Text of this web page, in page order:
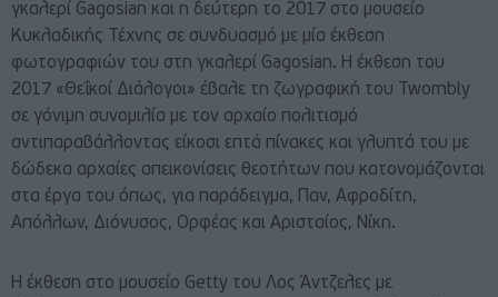
γκαλερί Gagosian και η δεύτερη το 2017 στο μουσείο
Κυκλαδικής Τέχνης σε συνδυασμό με μία έκθεση
φωτογραφιών του στη γκαλερί Gagosian. Η έκθεση του
2017 «Θεΐκοί Διάλογοι» έβαλε τη ζωγραφική του Twombly
σε γόνιμη συνομιλία με τον αρχαίο πολιτισμό
αντιπαραβάλλοντας είκοσι επτά πίνακες και γλυπτά του με
δώδεκα αρχαίες απεικονίσεις θεοτήτων που κατονομάζονται
στα έργα του όπως, για παράδειγμα, Παν, Αφροδίτη,
Απόλλων, Διόνυσος, Ορφέας και Αρισταίος, Νίκη.
Η έκθεση στο μουσείο Getty του Λος Άντζελες με